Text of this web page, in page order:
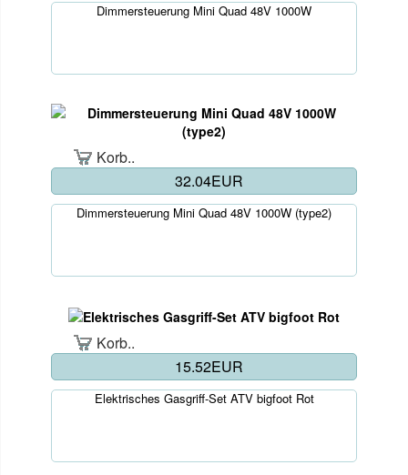
Dimmersteuerung Mini Quad 48V 1000W
Korb..
32.04EUR
Dimmersteuerung Mini Quad 48V 1000W (type2)
Korb..
15.52EUR
Elektrisches Gasgriff-Set ATV bigfoot Rot